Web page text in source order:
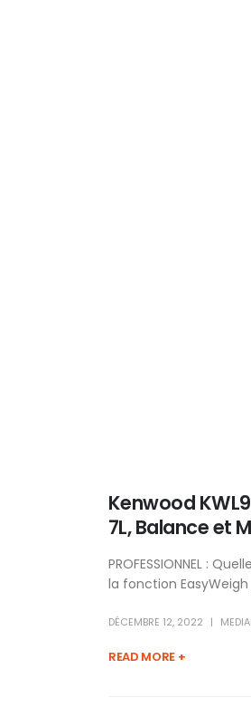
Kenwood
7L, Balance et
PROFESSIONNEL :
la fonction
DÉCEMBRE 12, 2022
READ MORE +